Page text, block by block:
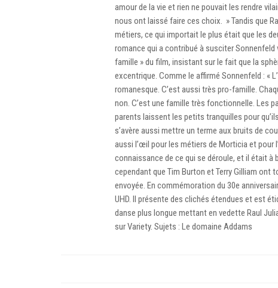
amour de la vie et rien ne pouvait les rendre
nous ont laissé faire ces choix. » Tandis que
métiers, ce qui importait le plus était que les
romance qui a contribué à susciter
famille » du film, insistant sur le fait que la
excentrique. Comme le affirmé Sonnenfeld : «
romanesque. C’est aussi très pro-famille.
non. C’est une famille très fonctionnelle. Les
parents laissent les petits tranquilles pour
s’avère aussi mettre un terme aux bruits de
aussi l’œil pour les métiers de Morticia et pour
connaissance de ce qui se déroule, et il était à
cependant que Tim Burton et Terry Gilliam ont
envoyée. En commémoration du 30e
UHD. Il présente des clichés étendues et est
danse plus longue mettant en vedette Raul
sur Variety. Sujets : Le domaine Addams